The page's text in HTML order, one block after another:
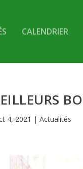
CALENDRIER
4, 2021 | Actualités